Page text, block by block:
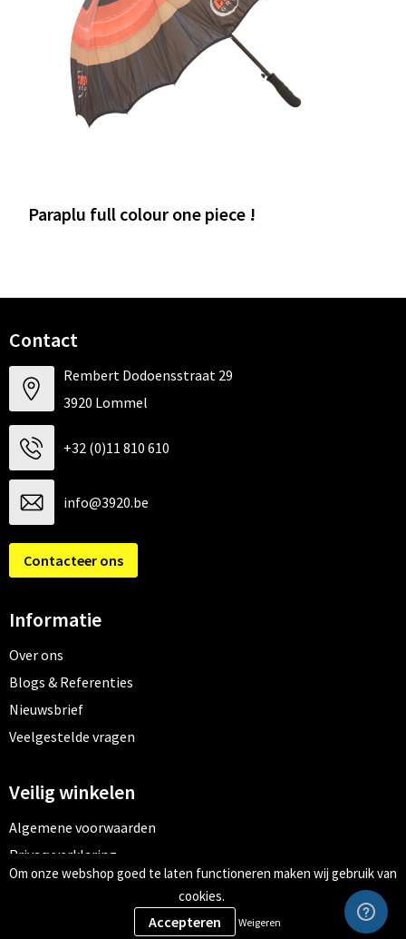
Paraplu full colour one piece !
Contact
Rembert Dodoensstraat 29
3920 Lommel
+32 (0)11 810 610
info@3920.be
Contacteer ons
Informatie
Over ons
Blogs & Referenties
Nieuwsbrief
Veelgestelde vragen
Veilig winkelen
Algemene voorwaarden
Privacyverklaring
Cookiebeleid
Om onze webshop goed te laten functioneren maken wij gebruik van
cookies.
Weigeren